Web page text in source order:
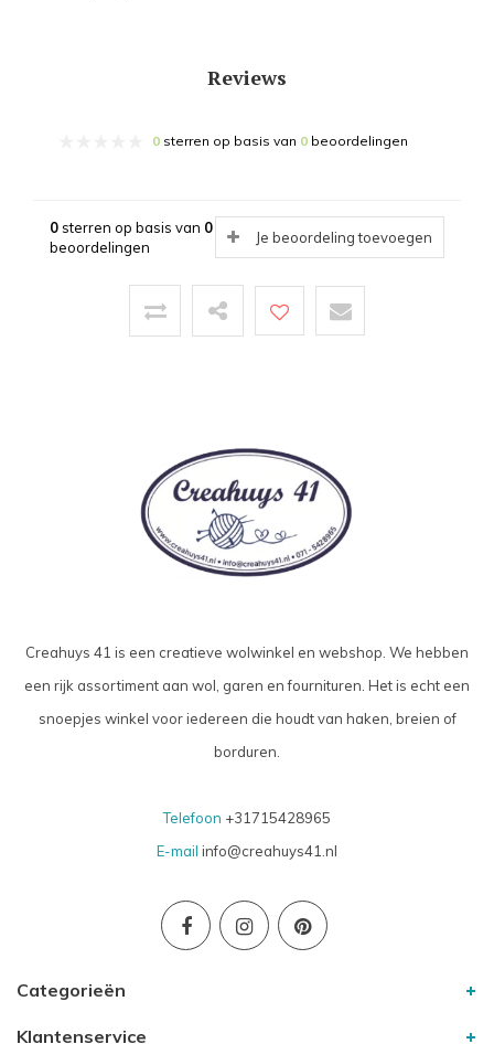
Reviews
0 sterren op basis van 0 beoordelingen
0sterren op basis van 0
beoordelingen
Je beoordeling toevoegen
Creahuys 41 is een creatieve wolwinkel en webshop. We hebben
een rijk assortiment aan wol, garen en fournituren. Het is echt een
snoepjes winkel voor iedereen die houdt van haken, breien of
borduren.
Telefoon +31715428965
E-mail info@creahuys41.nl
Categorieën
Klantenservice